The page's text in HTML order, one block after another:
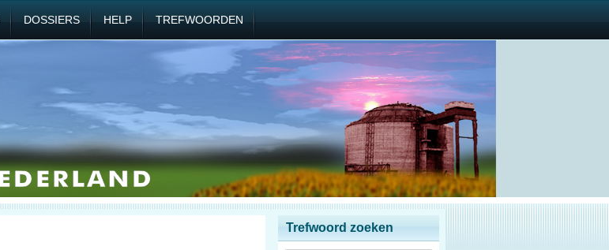
DOSSIERS HELP TREFWOORDEN
Trefwoord zoeken